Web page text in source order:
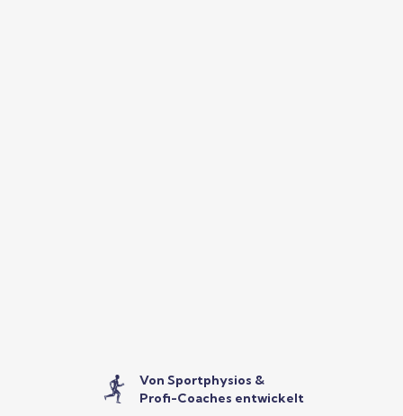
Von Sportphysios &
Profi-Coaches entwickelt